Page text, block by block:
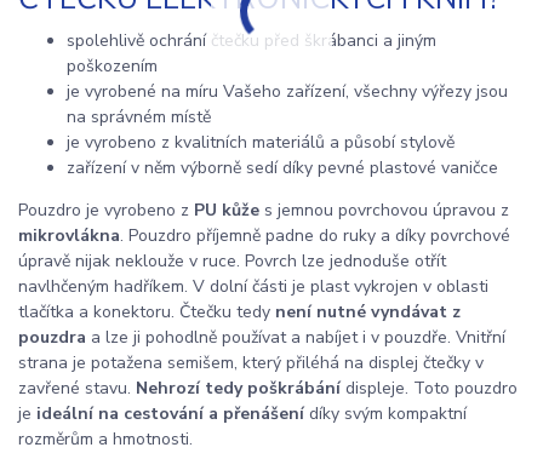
spolehlivě ochrání čtečku před škrábanci a jiným
poškozením
je vyrobené na míru Vašeho zařízení, všechny výřezy jsou
na správném místě
je vyrobeno z kvalitních materiálů a působí stylově
zařízení v něm výborně sedí díky pevné plastové vaničce
Pouzdro je vyrobeno z PU kůže s jemnou povrchovou úpravou z
mikrovlákna. Pouzdro příjemně padne do ruky a díky povrchové
úpravě nijak neklouže v ruce. Povrch lze jednoduše otřít
navlhčeným hadříkem. V dolní části je plast vykrojen v oblasti
tlačítka a konektoru. Čtečku tedy není nutné vyndávat z
pouzdra a lze ji pohodlně používat a nabíjet i v pouzdře. Vnitřní
strana je potažena semišem, který přiléhá na displej čtečky v
zavřené stavu. Nehrozí tedy poškrábánídispleje. Toto pouzdro
je ideální na cestování a přenášenídíky svým kompaktní
rozměrům a hmotnosti.